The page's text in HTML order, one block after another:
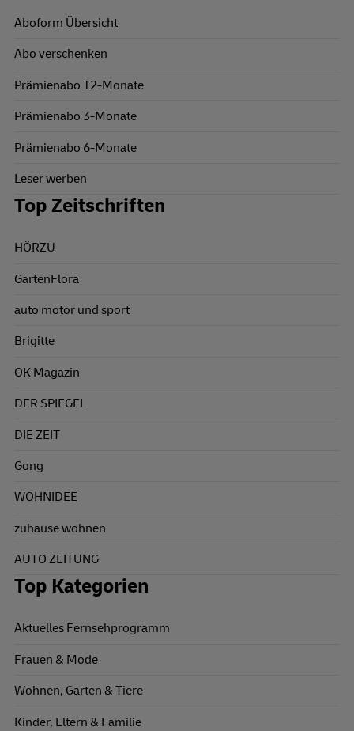
Aboform Übersicht
Abo verschenken
Prämienabo 12-Monate
Prämienabo 3-Monate
Prämienabo 6-Monate
Leser werben
Top Zeitschriften
HÖRZU
GartenFlora
auto motor und sport
Brigitte
OK Magazin
DER SPIEGEL
DIE ZEIT
Gong
WOHNIDEE
zuhause wohnen
AUTO ZEITUNG
Top Kategorien
Aktuelles Fernsehprogramm
Frauen & Mode
Wohnen, Garten & Tiere
Kinder, Eltern & Familie